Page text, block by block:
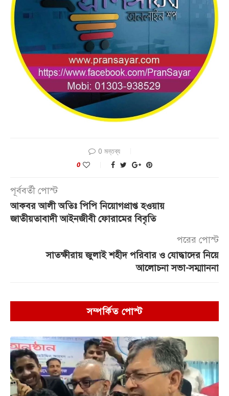
0 মন্তব্য
0
পূর্ববর্তী পোস্ট
আকবর আলী অতিঃ পিপি নিয়োগপ্রাপ্ত হওয়ায়
জাতীয়তাবাদী আইনজীবী ফোরামের বিবৃতি
পরের পোস্ট
সাতক্ষীরায় জুলাই শহীদ পরিবার ও যোদ্ধাদের নিয়ে
আলোচনা সভা-সম্মাাননা
সম্পর্কিত পোস্ট